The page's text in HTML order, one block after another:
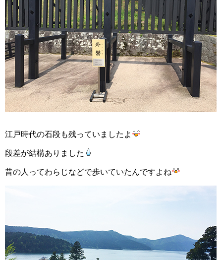
江戸時代の石段も残っていましたよ
段差が結構ありました
昔の人ってわらじなどで歩いていたんですよね